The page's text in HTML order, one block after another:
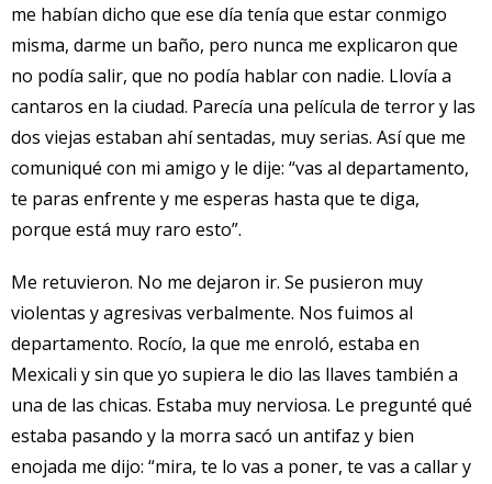
me habían dicho que ese día tenía que estar conmigo
misma, darme un baño, pero nunca me explicaron que
no podía salir, que no podía hablar con nadie. Llovía a
cantaros en la ciudad. Parecía una película de terror y las
dos viejas estaban ahí sentadas, muy serias. Así que me
comuniqué con mi amigo y le dije: “vas al departamento,
te paras enfrente y me esperas hasta que te diga,
porque está muy raro esto”.
Me retuvieron. No me dejaron ir. Se pusieron muy
violentas y agresivas verbalmente. Nos fuimos al
departamento. Rocío, la que me enroló, estaba en
Mexicali y sin que yo supiera le dio las llaves también a
una de las chicas. Estaba muy nerviosa. Le pregunté qué
estaba pasando y la morra sacó un antifaz y bien
enojada me dijo: “mira, te lo vas a poner, te vas a callar y